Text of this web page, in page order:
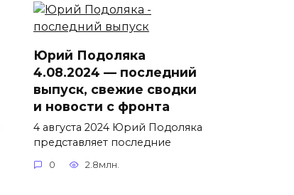
Юрий Подоляка
4.08.2024 — последний
выпуск, свежие сводки
и новости с фронта
4 августа 2024 Юрий Подоляка
представляет последние
0 2.8млн.